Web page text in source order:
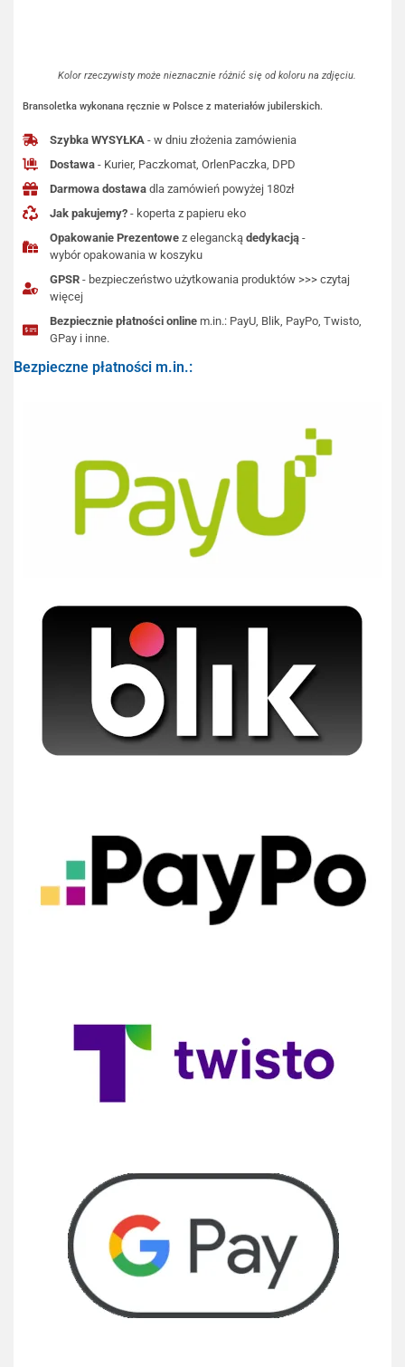
Kolor rzeczywisty może nieznacznie różnić się od koloru na zdjęciu.
Bransoletka wykonana ręcznie w Polsce z materiałów jubilerskich.
Szybka WYSYŁKA - w dniu złożenia zamówienia
Dostawa - Kurier, Paczkomat, OrlenPaczka, DPD
Darmowa dostawa dla zamówień powyżej 180zł
Jak pakujemy? - koperta z papieru eko
Opakowanie Prezentowe z eleganckądedykacją -
wybór opakowania w koszyku
GPSR - bezpieczeństwo użytkowania produktów >>> czytaj
więcej
Bezpiecznie płatności online m.in.: PayU, Blik, PayPo, Twisto,
GPay i inne.
Bezpieczne płatności m.in.: